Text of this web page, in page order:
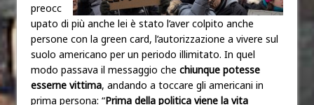
preocc
upato di più anche lei è stato l’aver colpito anche
persone con la green card, l’autorizzazione a vivere sul
suolo americano per un periodo illimitato. In quel
modo passava il messaggio che chiunque potesse
esserne vittima, andando a toccare gli americani in
prima persona: “Prima della politica viene la vita